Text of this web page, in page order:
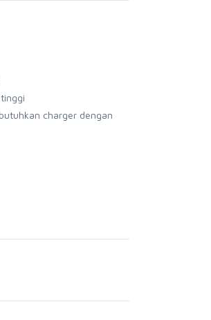
charger dengan